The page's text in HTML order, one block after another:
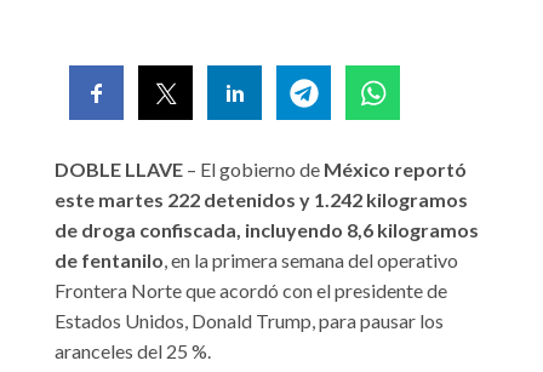
DOBLE LLAVE – El gobierno de México reportó
este martes 222 detenidos y 1.242 kilogramos
de droga confiscada, incluyendo 8,6 kilogramos
de fentanilo, en la primera semana del operativo
Frontera Norte que acordó con el presidente de
Estados Unidos, Donald Trump, para pausar los
aranceles del 25 %.